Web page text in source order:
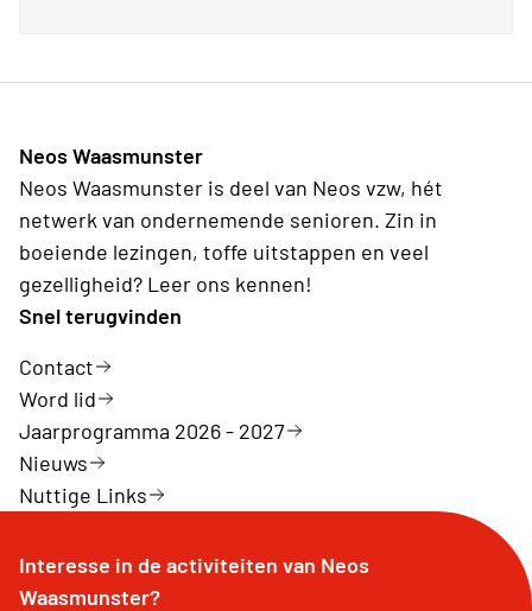
Neos Waasmunster
Neos Waasmunster is deel van Neos vzw, hét
netwerk van ondernemende senioren. Zin in
boeiende lezingen, toffe uitstappen en veel
gezelligheid? Leer ons kennen!
Snel terugvinden
Contact
Word lid
Jaarprogramma 2026 - 2027
Nieuws
Nuttige Links
Interesse in de activiteiten van Neos
Waasmunster?